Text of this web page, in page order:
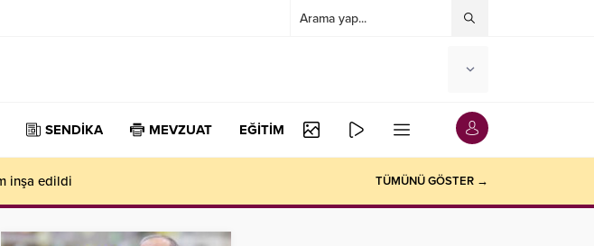
SENDİKA MEVZUAT EĞİTİM
TÜMÜNÜ GÖSTER →